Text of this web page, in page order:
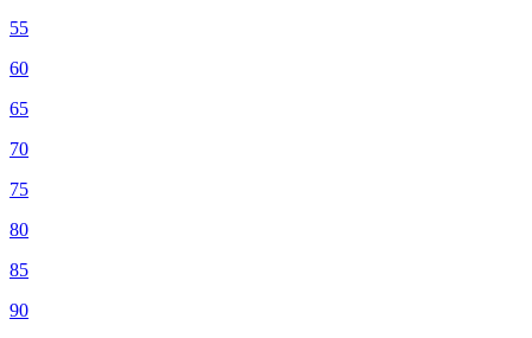
55
60
65
70
75
80
85
90